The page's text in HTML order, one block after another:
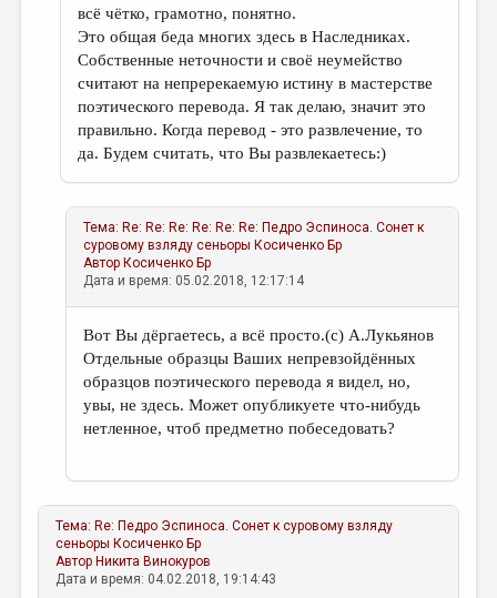
всё чётко, грамотно, понятно.
Это общая беда многих здесь в Наследниках.
Собственные неточности и своё неумейство
считают на непререкаемую истину в мастерстве
поэтического перевода. Я так делаю, значит это
правильно. Когда перевод - это развлечение, то
да. Будем считать, что Вы развлекаетесь:)
Тема: Re: Re: Re: Re: Re: Re: Педро Эспиноса. Сонет к
суровому взляду сеньоры Косиченко Бр
Автор Косиченко Бр
Дата и время: 05.02.2018, 12:17:14
Вот Вы дёргаетесь, а всё просто.(с) А.Лукьянов
Отдельные образцы Ваших непревзойдённых
образцов поэтического перевода я видел, но,
увы, не здесь. Может опубликуете что-нибудь
нетленное, чтоб предметно побеседовать?
Тема: Re: Педро Эспиноса. Сонет к суровому взляду
сеньоры Косиченко Бр
Автор Никита Винокуров
Дата и время: 04.02.2018, 19:14:43